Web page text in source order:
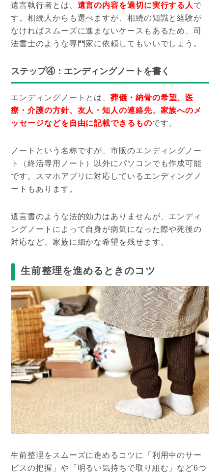
遺言執行者とは、 遺言の内容を適切に実行する人 で
す。相続人からも選べますが、相続の知識と経験が
なければスムーズに進まないケースもあるため、司
法書士のような専門家に依頼してもいいでしょう。
ステップ④：エンディングノートを書く
エンディングノートとは、葬儀・納骨の希望、医
療・介護の方針、友人・知人の連絡先、家族へのメ
ッセージなどを自由に記載できるものです。
ノートという名称ですが、市販のエンディングノー
ト（終活専用ノート）以外にパソコンでも作成可能
です。スマホアプリに対応しているエンディングノ
ートもあります。
遺言書のような法的効力はありませんが、エンディ
ングノートによって自身が病気になった際や死後の
対応など、家族に細かな希望を残せます。
生前整理を進めるときのコツ
生前整理をスムーズに進めるコツに「利用中のサー
ビスの把握」や「明るい気持ちで取り組む」など6つ